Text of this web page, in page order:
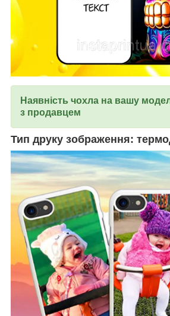
Наявність чохла на вашу
з продавцем
Тип друку зображення: